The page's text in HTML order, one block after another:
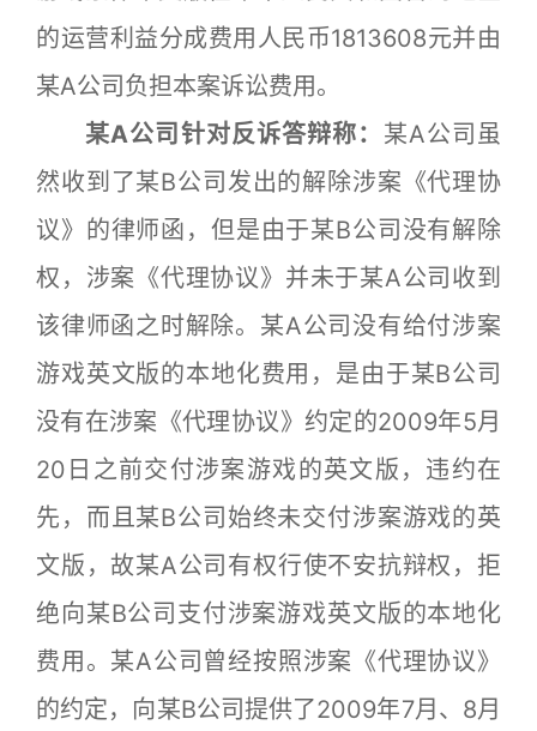
的运营利益分成费用人民币1813608元并由
某A公司负担本案诉讼费用。
某A公司针对反诉答辩称： 某A公司虽
然收到了某B公司发出的解除涉案《代理协
议》的律师函，但是由于某B公司没有解除
权，涉案《代理协议》并未于某A公司收到
该律师函之时解除。某A公司没有给付涉案
游戏英文版的本地化费用，是由于某B公司
没有在涉案《代理协议》约定的2009年5月
20日之前交付涉案游戏的英文版，违约在
先，而且某B公司始终未交付涉案游戏的英
文版，故某A公司有权行使不安抗辩权，拒
绝向某B公司支付涉案游戏英文版的本地化
费用。某A公司曾经按照涉案《代理协议》
的约定，向某B公司提供了2009年7月、8月